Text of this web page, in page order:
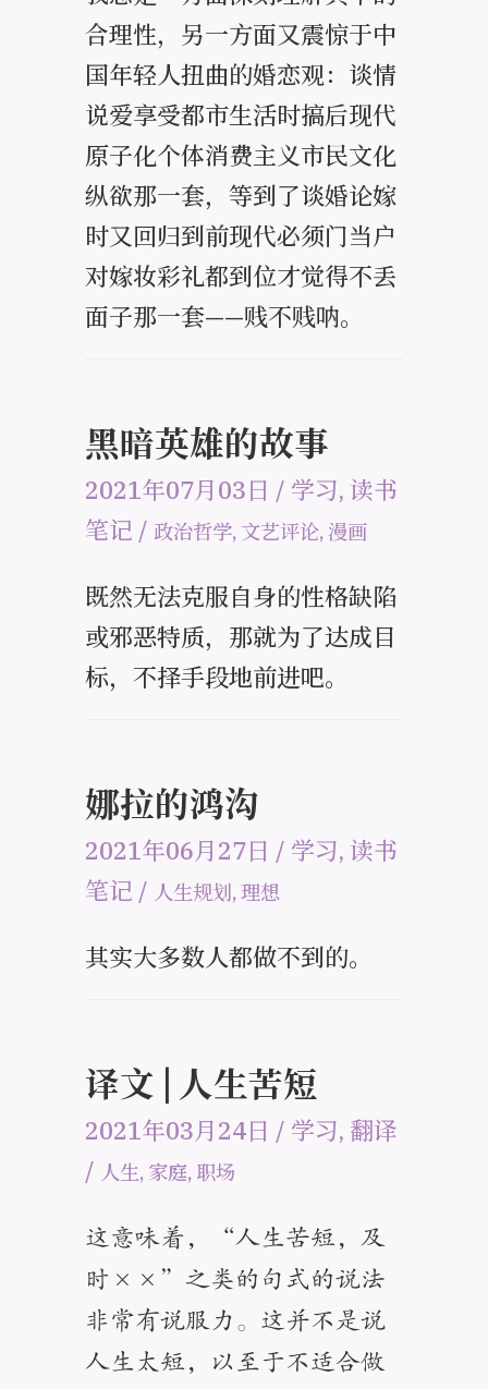
合理性，另一方面又震惊于中
国年轻人扭曲的婚恋观：谈情
说爱享受都市生活时搞后现代
原子化个体消费主义市民文化
纵欲那一套，等到了谈婚论嫁
时又回归到前现代必须门当户
对嫁妆彩礼都到位才觉得不丢
面子那一套——贱不贱呐。
黑暗英雄的故事
2021年07月03日 / 学习,读书
笔记 / 政治哲学, 文艺评论, 漫画
既然无法克服自身的性格缺陷
或邪恶特质，那就为了达成目
标，不择手段地前进吧。
娜拉的鸿沟
2021年06月27日 / 学习,读书
笔记 / 人生规划,理想
其实大多数人都做不到的。
译文 | 人生苦短
2021年03月24日 / 学习, 翻译
/ 人生, 家庭, 职场
这意味着，“人生苦短，及
时××”之类的句式的说法
非常有说服力。这并不是说
人生太短，以至于不适合做